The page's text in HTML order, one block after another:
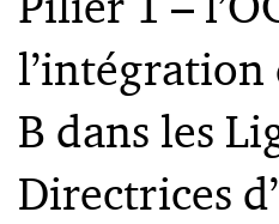
B dans les
Directrices